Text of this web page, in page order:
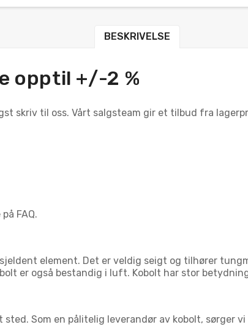
BESKRIVELSE
opptil +/-2 %
skriv til oss. Vårt salgsteam gir et tilbud fra
FAQ.
element. Det er veldig seigt og tilhører
er også bestandig i luft. Kobolt har stor
sted. Som en pålitelig leverandør av kobolt, sørger